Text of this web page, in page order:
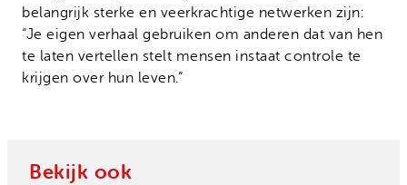
belangrijk sterke en veerkrachtige netwerken zijn:
“Je eigen verhaal gebruiken om anderen dat van hen
te laten vertellen stelt mensen instaat controle te
krijgen over hun leven.”
Bekijk ook